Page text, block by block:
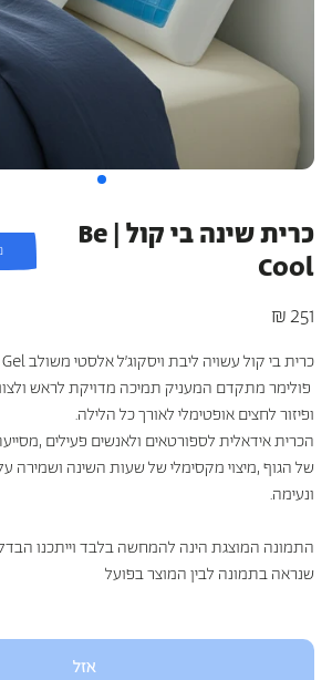
כריות מלונות היוקרה כריות
כרית שינה בי קול | Be
Cool
מחיר
251 ₪
כרית בי קולעשויה ליבת ויסקוג’ל אלסטי משולב
פולימר מתקדם המעניק תמיכה מדויקת לראש
ופיזור לחצים אופטימלי לאורך כל הלילה.
הכרית אידאלית לספורטאים ולאנשים פעילים ,
של הגוף,מיצוי מקסימלי של שעות השינה ושמירה
ונעימה.
שנראה בתמונה לבין המוצר בפועל
אזל